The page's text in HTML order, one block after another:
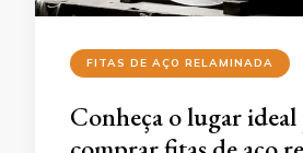
FITAS DE AÇO RELAMINADA
Conheça o lugar ideal